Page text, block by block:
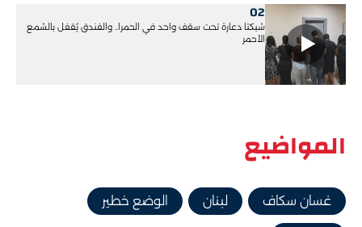
02
شبكتا دعارة تحت سقف واحد في الحمرا.. والفندق يُقفل بالشمع
الأحمر
المواضيع
غسان سكاف لبنان الوضع خطير